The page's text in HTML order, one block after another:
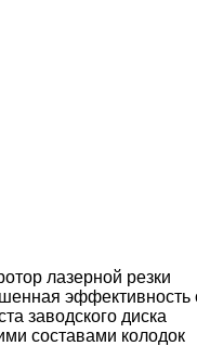
лазерной резки
эффективность
заводского диска
составами колодок